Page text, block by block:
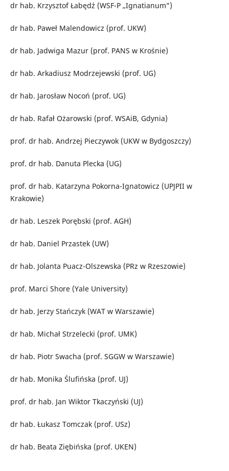
dr hab. Krzysztof Łabędź (WSF-P „Ignatianum”)
dr hab. Paweł Malendowicz (prof. UKW)
dr hab. Jadwiga Mazur (prof. PANS w Krośnie)
dr hab. Arkadiusz Modrzejewski (prof. UG)
dr hab. Jarosław Nocoń (prof. UG)
dr hab. Rafał Ożarowski (prof. WSAiB, Gdynia)
prof. dr hab. Andrzej Pieczywok (UKW w Bydgoszczy)
prof. dr hab. Danuta Plecka (UG)
prof. dr hab. Katarzyna Pokorna-Ignatowicz (UPJPII w
Krakowie)
dr hab. Leszek Porębski (prof. AGH)
dr hab. Daniel Przastek (UW)
dr hab. Jolanta Puacz-Olszewska (PRz w Rzeszowie)
prof. Marci Shore (Yale University)
dr hab. Jerzy Stańczyk (WAT w Warszawie)
dr hab. Michał Strzelecki (prof. UMK)
dr hab. Piotr Swacha (prof. SGGW w Warszawie)
dr hab. Monika Ślufińska (prof. UJ)
prof. dr hab. Jan Wiktor Tkaczyński (UJ)
dr hab. Łukasz Tomczak (prof. USz)
dr hab. Beata Ziębińska (prof. UKEN)